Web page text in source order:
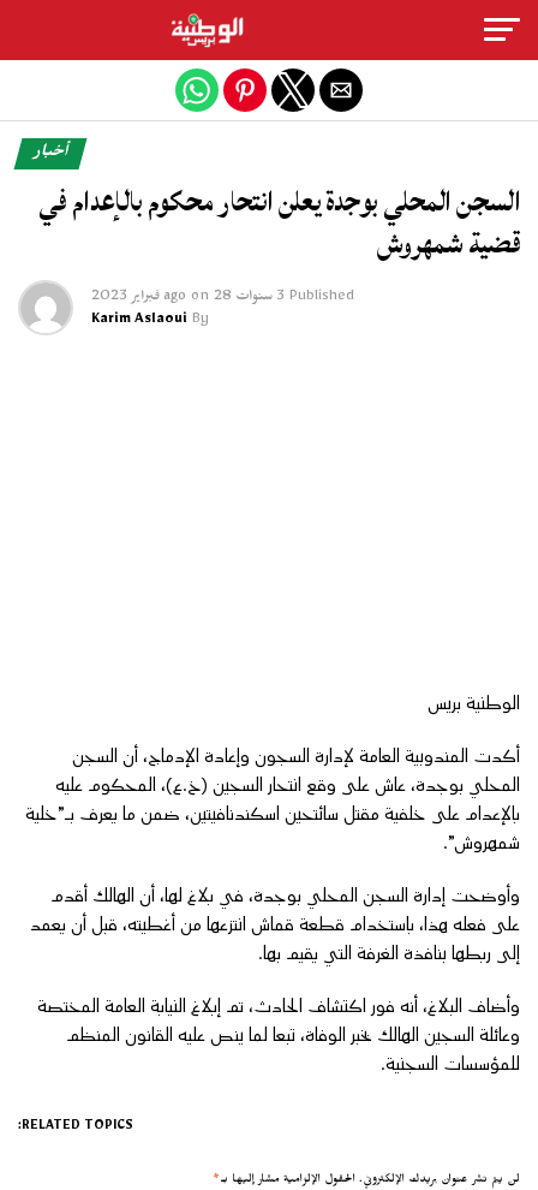
أخبار
السجن المحلي بوجدة يعلن انتحار محكوم بالإعدام في
قضية شمهروش
Published 3 سنوات ago on 28 فبراير 2023
By
Karim Aslaoui
الوطنية بريس
أكدت المندوبية العامة لإدارة السجون وإعادة الإدماج، أن السجن
المحلي بوجدة، عاش على وقع انتحار السجين (خ.ع)، المحكوم عليه
بالإعدام على خلفية مقتل سائتحين اسكندنافيتين، ضمن ما يعرف بـ”خلية
شمهروش”.
وأوضحت إدارة السجن المحلي بوجدة، في بلاغ لها، أن الهالك أقدم
على فعله هذا، باستخدام قطعة قماش انتزعها من أغطيته، قبل أن يعمد
إلى ربطها بنافذة الغرفة التي يقيم بها.
وأضاف البلاغ، أنه فور اكتشاف الحادث، تم إبلاغ النيابة العامة المختصة
وعائلة السجين الهالك بخبر الوفاة، تبعا لما ينص عليه القانون المنظم
للمؤسسات السجنية.
RELATED TOPICS:
لن يتم نشر عنوان بريدك الإلكتروني. الحقول الإلزامية مشار إليها بـ*
Exit mobile version